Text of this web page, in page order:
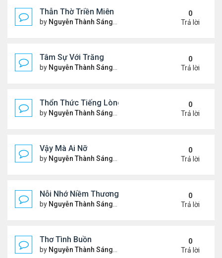
Thẫn Thờ Triền Miên
by Nguyễn Thành Sáng Thứ 2 Tháng 12 04, 2023 1:28
0
Trả lời
Tâm Sự Với Trăng
by Nguyễn Thành Sáng Thứ 5 Tháng 11 23, 2023 6:37
0
Trả lời
Thổn Thức Tiếng Lòng
by Nguyễn Thành Sáng Chủ nhật Tháng 11 19, 2023
0
Trả lời
Vậy Mà Ai Nỡ
by Nguyễn Thành Sáng Thứ 3 Tháng 11 14, 2023 6:03
0
Trả lời
Nỗi Nhớ Niềm Thương Dưới Nắng Tà
by Nguyễn Thành Sáng Thứ 7 Tháng 11 11, 2023 9:48
0
Trả lời
Thơ Tình Buồn
by Nguyễn Thành Sáng Thứ 7 Tháng 11 04, 2023 8:35
0
Trả lời